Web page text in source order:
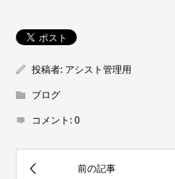
投稿者: アシスト管理用
ブログ
コメント:0